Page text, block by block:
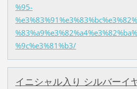
%95-
%9c%e3%81%b3/
イニシャル入り シルバーイ